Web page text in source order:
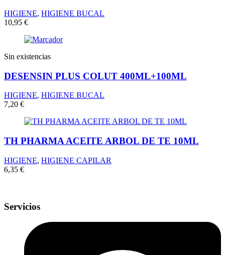
HIGIENE, HIGIENE BUCAL
10,95 €
Sin existencias
DESENSIN PLUS COLUT 400ML+100ML
HIGIENE, HIGIENE BUCAL
7,20 €
TH PHARMA ACEITE ARBOL DE TE 10ML
HIGIENE, HIGIENE CAPILAR
6,35 €
Servicios